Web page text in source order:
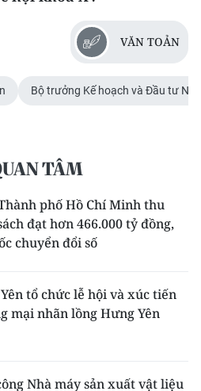
VĂN TOẢN
Bộ trưởng Kế hoạch và Đầu tư
TÂM
phố Hồ Chí Minh thu
đạt hơn 466.000 tỷ đồng,
chuyển đổi số
tổ chức lễ hội và xúc tiến
mại nhãn lồng Hưng Yên
Nhà máy sản xuất vật liệu